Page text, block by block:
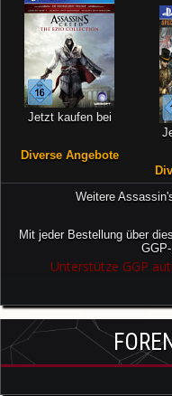
Jetzt kaufen bei
Diverse Angebote
Weitere
Mit jeder Bestellung über
Unterstütze GGP